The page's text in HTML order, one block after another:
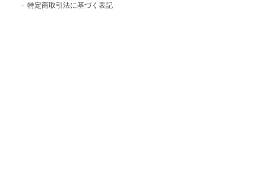
特定商取引法に基づく表記